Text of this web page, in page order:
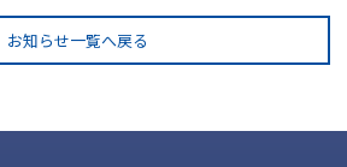
お知らせ一覧へ戻る